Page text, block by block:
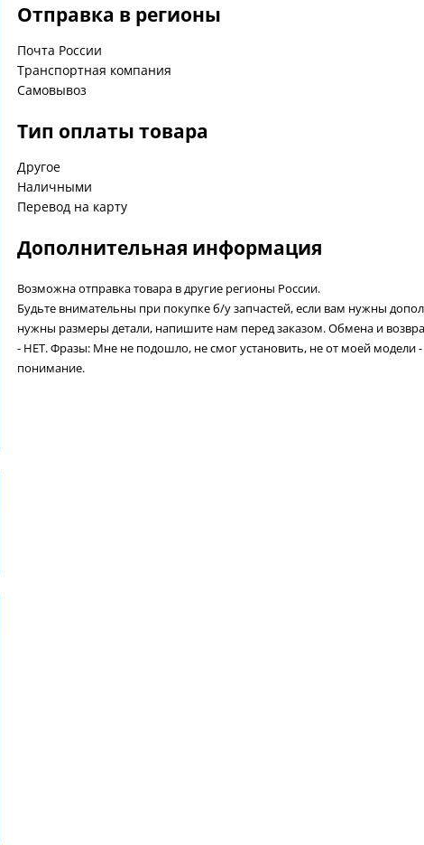
Отправка в регионы
Почта России
Транспортная компания
Самовывоз
Тип оплаты товара
Другое
Наличными
Перевод на карту
Дополнительная информация
Возможна отправка товара в другие регионы России.
Будьте внимательны при покупке б/у запчастей, если вам нужны
нужны размеры детали, напишите нам перед заказом. Обмена и
- НЕТ. Фразы: Мне не подошло, не смог установить, не от моей модели
понимание.